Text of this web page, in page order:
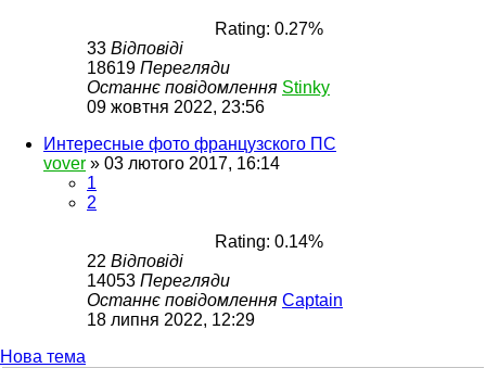
Rating: 0.27%
33 Відповіді
18619 Перегляди
Останнє повідомлення Stinky
09 жовтня 2022, 23:56
Интересные фото французского ПС
vover » 03 лютого 2017, 16:14
1
2
Rating: 0.14%
22 Відповіді
14053 Перегляди
Останнє повідомлення Captain
18 липня 2022, 12:29
Нова тема